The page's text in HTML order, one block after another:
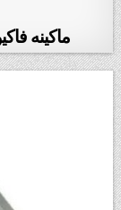
ماكينه